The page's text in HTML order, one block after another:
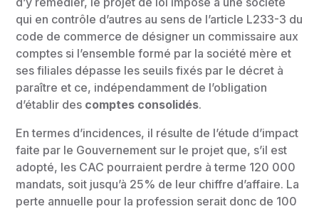
qui en contrôle d’autres au sens de l’article L233-3 du
code de commerce de désigner un commissaire aux
comptes si l’ensemble formé par la société mère et
ses filiales dépasse les seuils fixés par le décret à
paraître et ce, indépendamment de l’obligation
d’établir des comptes consolidés.
En termes d’incidences, il résulte de l’étude d’impact
faite par le Gouvernement sur le projet que, s’il est
adopté, les CAC pourraient perdre à terme 120 000
mandats, soit jusqu’à 25% de leur chiffre d’affaire. La
perte annuelle pour la profession serait donc de 100